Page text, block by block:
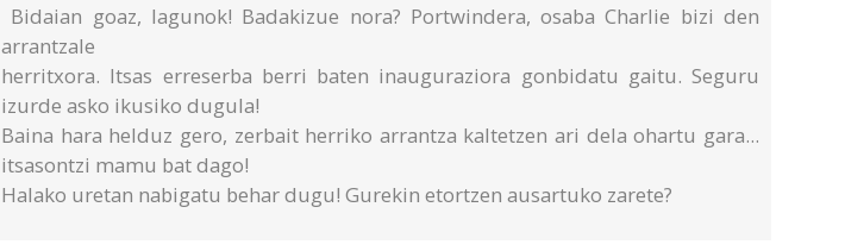
Bidaian goaz, lagunok! Badakizue nora? Portwindera, osaba Charlie bizi den
arrantzale
herritxora. Itsas erreserba berri baten inauguraziora gonbidatu gaitu. Seguru
izurde asko ikusiko dugula!
Baina hara helduz gero, zerbait herriko arrantza kaltetzen ari dela ohartu gara...
itsasontzi mamu bat dago!
Halako uretan nabigatu behar dugu! Gurekin etortzen ausartuko zarete?